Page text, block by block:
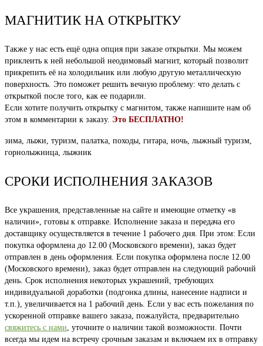
МАГНИТИК НА ОТКРЫТКУ
Также у нас есть ещё одна опция при заказе открытки. Мы можем
приклеить к ней небольшой неодимовый магнит, который позволит
прикрепить её на холодильник или любую другую металлическую
поверхность. Это поможет решить вечную проблему: что делать с
открыткой после того, как ее подарили.
Если хотите получить открытку с магнитом, также напишите нам об
этом в комментарии к заказу. Это БЕСПЛАТНО!
зима, лыжи, туризм, палатка, походы, гитара, ночь, лыжный туризм,
горнолыжница, лыжник
СРОКИ ИСПОЛНЕНИЯ ЗАКАЗОВ
Все украшения, представленные на сайте и имеющие отметку «в
наличии», готовы к отправке. Исполнение заказа и передача его
доставщику осуществляется в течение 1 рабочего дня. При этом: Если
покупка оформлена до 12.00 (Московского времени), заказ будет
отправлен в день оформления. Если покупка оформлена после 12.00
(Московского времени), заказ будет отправлен на следующий рабочий
день. Срок исполнения некоторых украшений, требующих
индивидуальной доработки (подгонка длины, нанесение надписи и
т.п.), увеличивается на 1 рабочий день. Если у вас есть пожелания по
ускоренной отправке вашего заказа, пожалуйста, предварительно
свяжитесь с нами, уточните о наличии такой возможности. Почти
всегда мы идем на встречу срочным заказам и включаем их в отправку